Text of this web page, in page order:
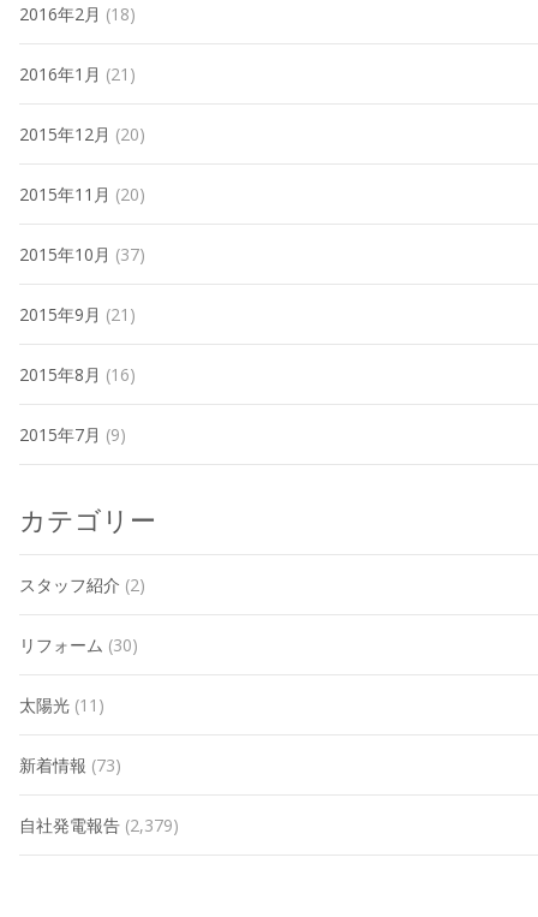
2016年2月 (18)
2016年1月 (21)
2015年12月 (20)
2015年11月 (20)
2015年10月 (37)
2015年9月 (21)
2015年8月 (16)
2015年7月 (9)
カテゴリー
スタッフ紹介 (2)
リフォーム (30)
太陽光 (11)
新着情報 (73)
自社発電報告 (2,379)